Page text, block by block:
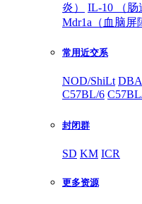
炎）
IL-10 （肠
Mdr1a（血脑屏
常用近交系
NOD/ShiLt
C57BL/6
封闭群
SD KM ICR
更多资源